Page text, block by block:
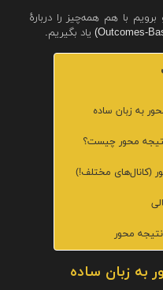
با هم همه‌چیز را دربارهٔ
به زبان ساده
محور چیست؟
(کانال‌های مختلف!)
به زبان ساده